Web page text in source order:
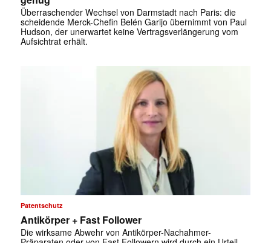
Überraschender Wechsel von Darmstadt nach Paris: die
scheidende Merck-Chefin Belén Garijo übernimmt von Paul
Hudson, der unerwartet keine Vertragsverlängerung vom
Aufsichtrat erhält.
Patentschutz
Antikörper + Fast Follower
Die wirksame Abwehr von Antikörper-Nachahmer-